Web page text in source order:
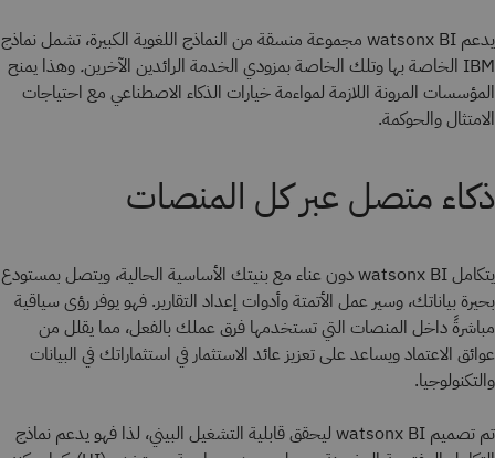
يدعم watsonx BI مجموعة منسقة من النماذج اللغوية الكبيرة، تشمل نماذج
IBM الخاصة بها وتلك الخاصة بمزودي الخدمة الرائدين الآخرين
. وهذا يمنح
المؤسسات المرونة اللازمة لمواءمة خيارات الذكاء الاصطناعي مع احتياجات
الامتثال والحوكمة.
ذكاء متصل عبر كل المنصات
يتكامل watsonx BI دون عناء مع بنيتك الأساسية الحالية، ويتصل بمستودع
بحيرة بياناتك، وسير عمل الأتمتة وأدوات إعداد التقارير. فهو يوفر رؤى سياقية
مباشرةً داخل المنصات التي تستخدمها فرق عملك بالفعل، مما يقلل من
عوائق الاعتماد ويساعد على تعزيز عائد الاستثمار في استثماراتك في البيانات
والتكنولوجيا.
تم تصميم watsonx BI ليحقق قابلية التشغيل البيني، لذا فهو يدعم نماذج